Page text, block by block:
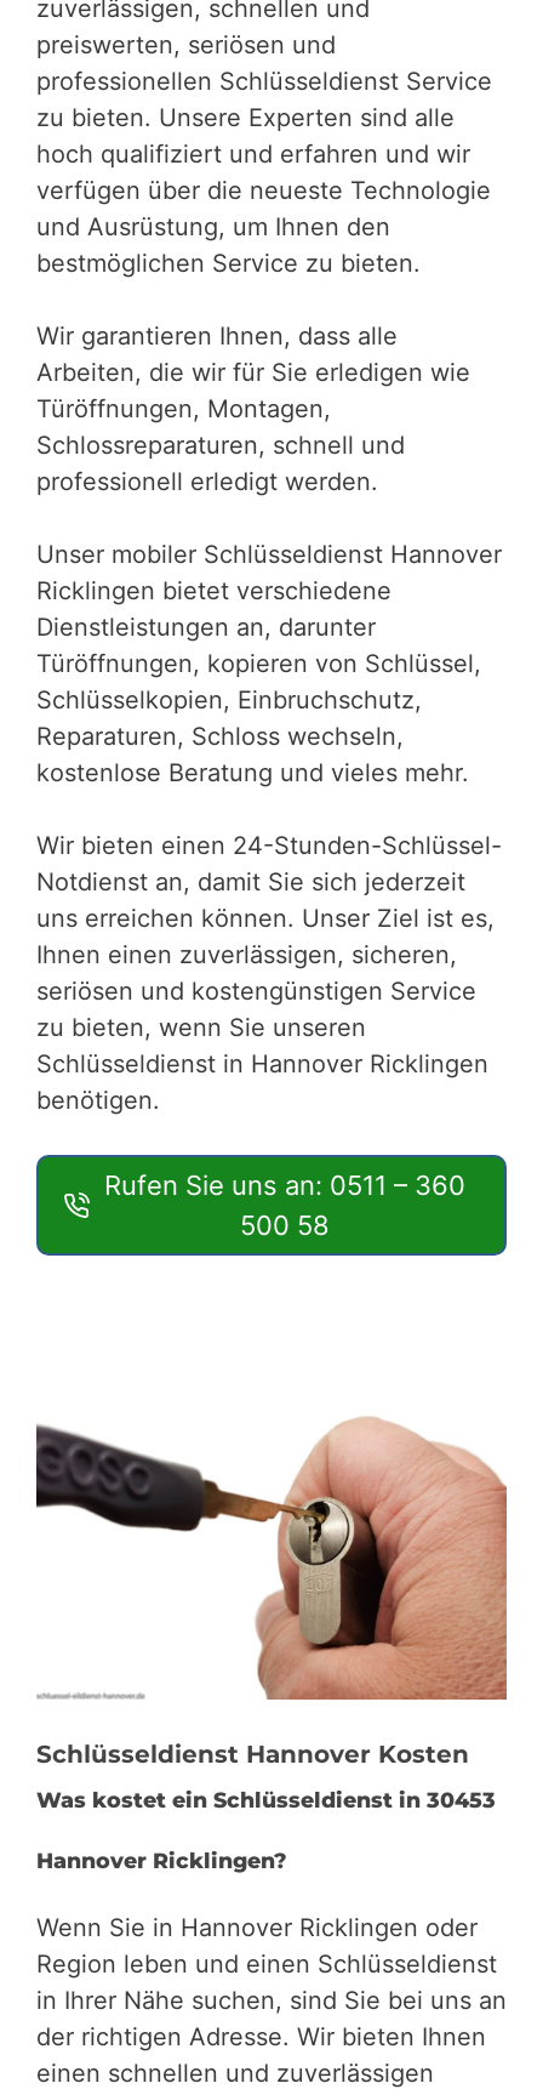
zuverlässigen, schnellen und
preiswerten, seriösen und
professionellen Schlüsseldienst Service
zu bieten. Unsere Experten sind alle
hoch qualifiziert und erfahren und wir
verfügen über die neueste Technologie
und Ausrüstung, um Ihnen den
bestmöglichen Service zu bieten.
Wir garantieren Ihnen, dass alle
Arbeiten, die wir für Sie erledigen wie
Türöffnungen, Montagen,
Schlossreparaturen, schnell und
professionell erledigt werden.
Unser mobiler Schlüsseldienst Hannover
Ricklingen bietet verschiedene
Dienstleistungen an, darunter
Türöffnungen, kopieren von Schlüssel,
Schlüsselkopien, Einbruchschutz,
Reparaturen, Schloss wechseln,
kostenlose Beratung und vieles mehr.
Wir bieten einen 24-Stunden-Schlüssel-
Notdienst an, damit Sie sich jederzeit
uns erreichen können. Unser Ziel ist es,
Ihnen einen zuverlässigen, sicheren,
seriösen und kostengünstigen Service
zu bieten, wenn Sie unseren
Schlüsseldienst in Hannover Ricklingen
benötigen.
Rufen Sie uns an: 0511 – 360
500 58
Schlüsseldienst Hannover Kosten
Was kostet ein Schlüsseldienst in 30453
Hannover Ricklingen?
Wenn Sie in Hannover Ricklingen oder
Region leben und einen Schlüsseldienst
in Ihrer Nähe suchen, sind Sie bei uns an
der richtigen Adresse. Wir bieten Ihnen
einen schnellen und zuverlässigen